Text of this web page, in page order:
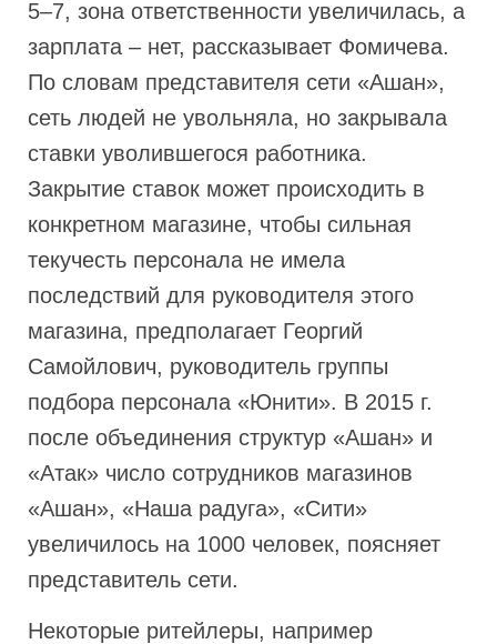
5–7, зона ответственности увеличилась, а
зарплата – нет, рассказывает Фомичева.
По словам представителя сети «Ашан»,
сеть людей не увольняла, но закрывала
ставки уволившегося работника.
Закрытие ставок может происходить в
конкретном магазине, чтобы сильная
текучесть персонала не имела
последствий для руководителя этого
магазина, предполагает Георгий
Самойлович, руководитель группы
подбора персонала «Юнити». В 2015 г.
после объединения структур «Ашан» и
«Атак» число сотрудников магазинов
«Ашан», «Наша радуга», «Сити»
увеличилось на 1000 человек, поясняет
представитель сети.
Некоторые ритейлеры, например